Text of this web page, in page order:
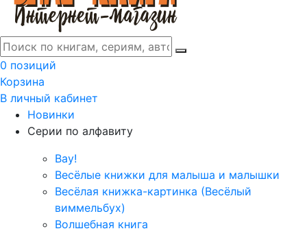
0 позиций
Корзина
В личный кабинет
Новинки
Серии по алфавиту
Вау!
Весёлые книжки для малыша и малышки
Весёлая книжка-картинка (Весёлый
виммельбух)
Волшебная книга